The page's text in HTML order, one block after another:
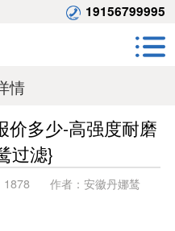
19156799995
情
价多少-高强度耐磨
过滤}
1878 作者： 安徽丹娜鸶